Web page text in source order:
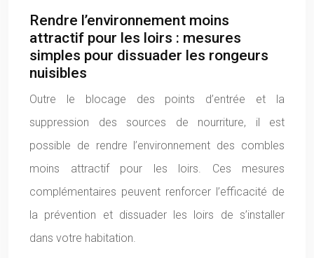
Rendre l’environnement moins
attractif pour les loirs : mesures
simples pour dissuader les rongeurs
nuisibles
Outre le blocage des points d’entrée et la
suppression des sources de nourriture, il est
possible de rendre l’environnement des combles
moins attractif pour les loirs. Ces mesures
complémentaires peuvent renforcer l’efficacité de
la prévention et dissuader les loirs de s’installer
dans votre habitation.